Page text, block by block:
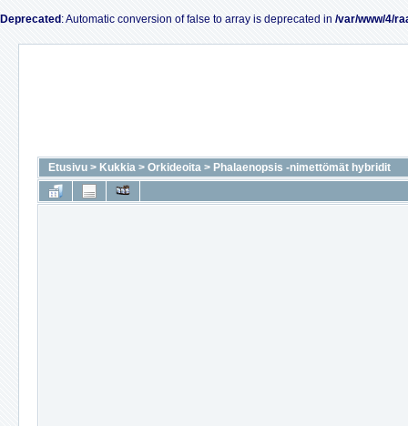
Deprecated : Automatic conversion of false to array is deprecated in /var/www/4/
Etusivu > Kukkia > Orkideoita > Phalaenopsis -nimettömät hybridit